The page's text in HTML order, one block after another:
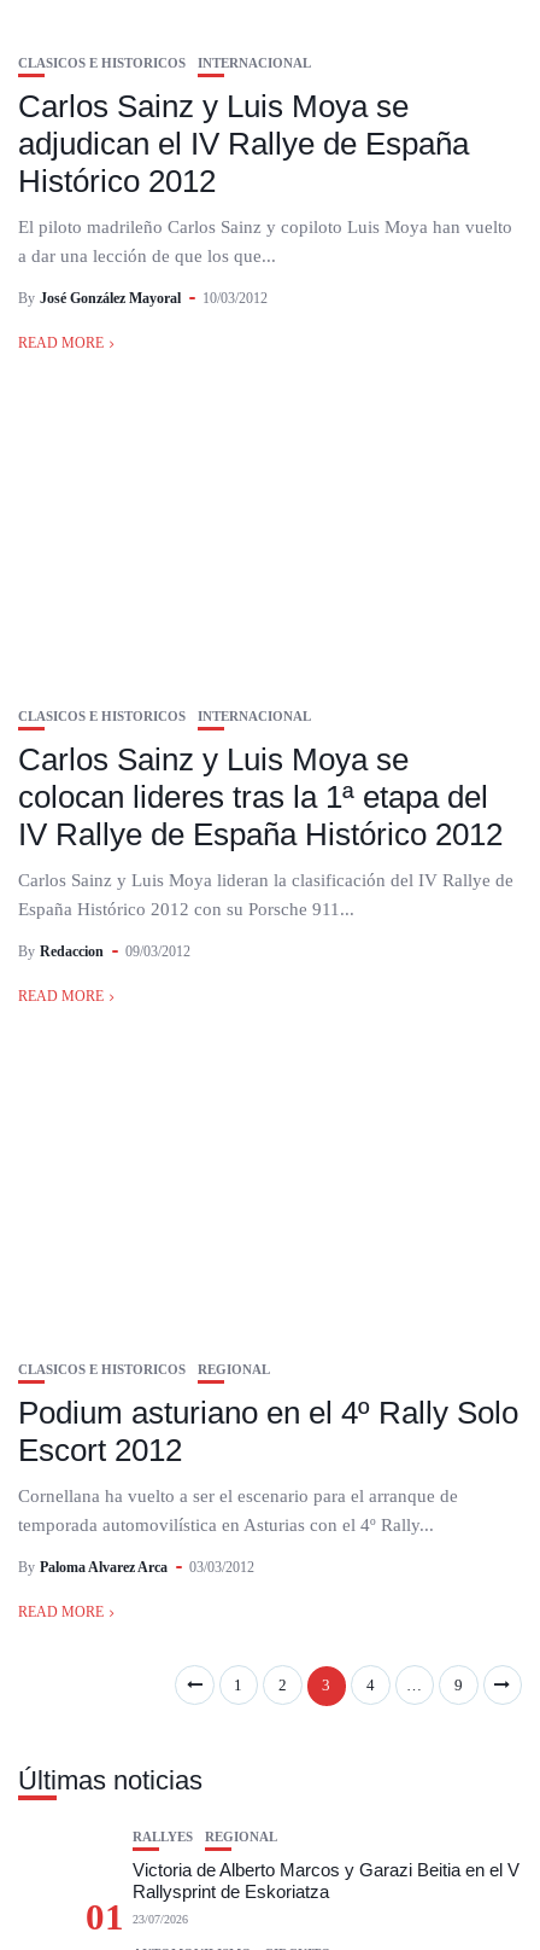
CLASICOS E HISTORICOS INTERNACIONAL
Carlos Sainz y Luis Moya se
adjudican el IV Rallye de España
Histórico 2012
El piloto madrileño Carlos Sainz y copiloto Luis Moya han vuelto
a dar una lección de que los que...
By José González Mayoral 10/03/2012
READ MORE
CLASICOS E HISTORICOS INTERNACIONAL
Carlos Sainz y Luis Moya se
colocan lideres tras la 1ª etapa del
IV Rallye de España Histórico 2012
Carlos Sainz y Luis Moya lideran la clasificación del IV Rallye de
España Histórico 2012 con su Porsche 911...
By Redaccion 09/03/2012
READ MORE
CLASICOS E HISTORICOS REGIONAL
Podium asturiano en el 4º Rally Solo
Escort 2012
Cornellana ha vuelto a ser el escenario para el arranque de
temporada automovilística en Asturias con el 4º Rally...
By Paloma Alvarez Arca 03/03/2012
READ MORE
1 2 3 4 … 9
Últimas noticias
01
RALLYES REGIONAL
Victoria de Alberto Marcos y Garazi Beitia en el V
Rallysprint de Eskoriatza
23/07/2026